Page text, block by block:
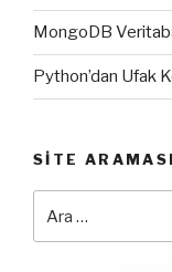
MongoDB
Python’dan Ufak
SITE ARAMASI